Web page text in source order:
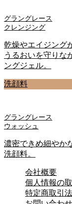
グラングレース
クレンジング
乾燥やエイジング
うるおいを守りな
ングジェル。
洗顔料
グラングレース
ウォッシュ
濃密できめ細やか
洗顔料。
会社概要
個人情報の
特定商取引法